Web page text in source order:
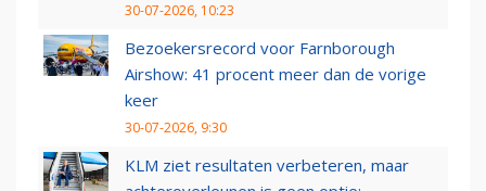
30-07-2026, 10:23
Bezoekersrecord voor Farnborough
Airshow: 41 procent meer dan de vorige
keer
30-07-2026, 9:30
KLM ziet resultaten verbeteren, maar